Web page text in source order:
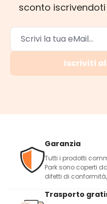
sconto
Iscriviti
Garanzia
Tutti i prodotti
Park sono coperti
difetti di
Trasporto